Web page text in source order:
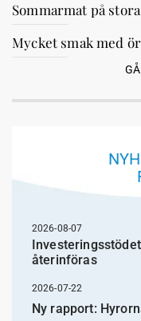
Sommarmat på
Mycket smak med
2026-08-07
återinföras
2026-07-22
Ny rapport: